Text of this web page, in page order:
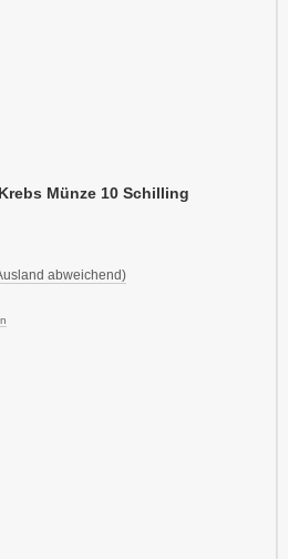
Münze 10 Schilling
abweichend)